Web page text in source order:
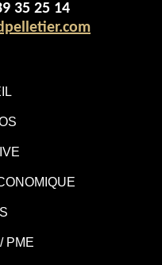
PME
35 25 14